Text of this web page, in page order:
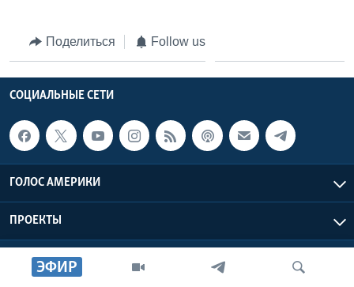
Языки
ЭФИР
Поделиться Follow us
СОЦИАЛЬНЫЕ СЕТИ
ГОЛОС АМЕРИКИ
ПРОЕКТЫ